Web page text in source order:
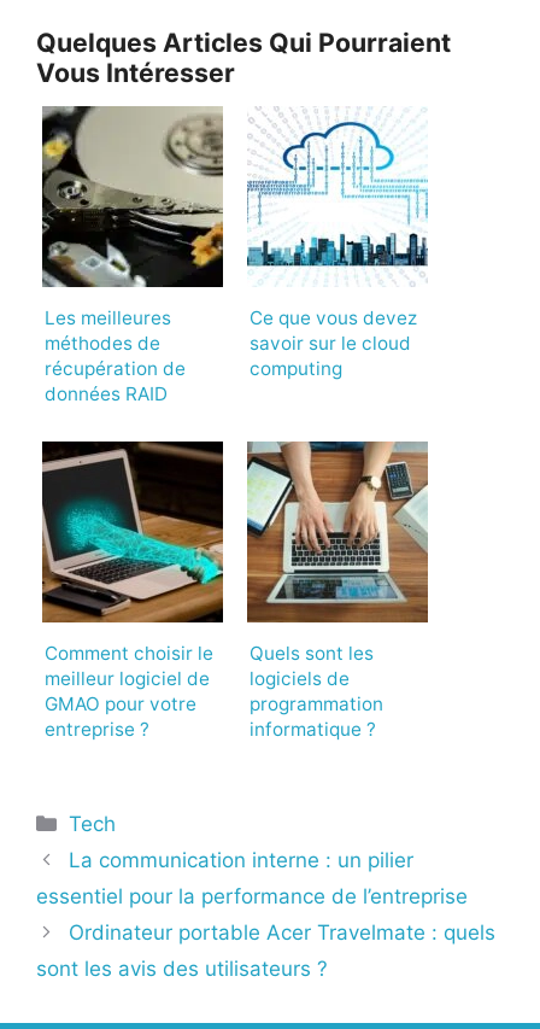
Quelques Articles Qui Pourraient
Vous Intéresser
Les meilleures
méthodes de
récupération de
données RAID
Ce que vous devez
savoir sur le cloud
computing
Comment choisir le
meilleur logiciel de
GMAO pour votre
entreprise ?
Quels sont les
logiciels de
programmation
informatique ?
Catégories
Tech
La communication interne : un pilier
essentiel pour la performance de l’entreprise
Ordinateur portable Acer Travelmate : quels
sont les avis des utilisateurs ?